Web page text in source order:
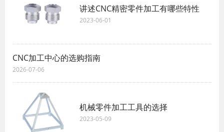
讲述CNC精密零件加工有哪些特性
2023-06-01
CNC加工中心的选购指南
2026-07-06
机械零件加工工具的选择
2023-05-09